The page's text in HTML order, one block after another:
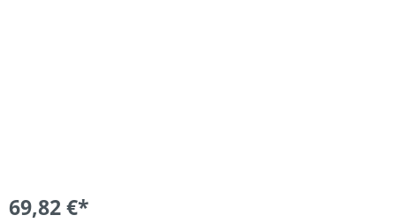
69,82 €*